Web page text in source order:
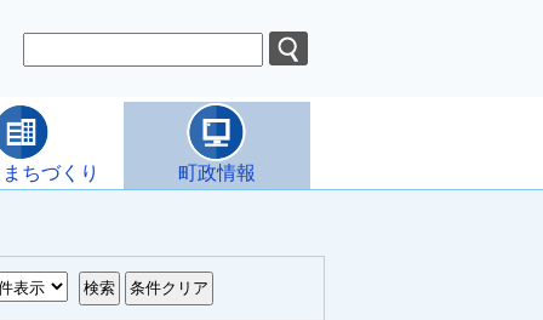
ちづくり 町政情報